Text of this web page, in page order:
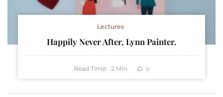
Lectures
Happily Never After, Lynn Painter.
Read Time: 2 Min 0